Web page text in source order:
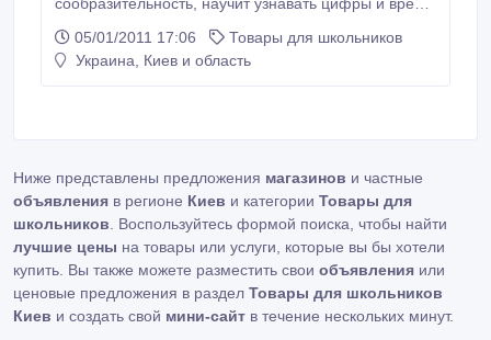
сообразительность, научит узнавать цифры и время
Электронное табло, клавиши-цифры, подвижные
стрелки, динамик, клавиша повтора. Учим время,
05/01/2011 17:06
Товары для школьников
Украина, Киев и область
Ниже представлены предложения магазинов и частные
объявления в регионе Киев и категории Товары для
школьников. Воспользуйтесь формой поиска, чтобы найти
лучшие цены на товары или услуги, которые вы бы хотели
купить. Вы также можете разместить свои объявления или
ценовые предложения в раздел Товары для школьников
Киев и создать свой мини-сайт в течение нескольких минут.